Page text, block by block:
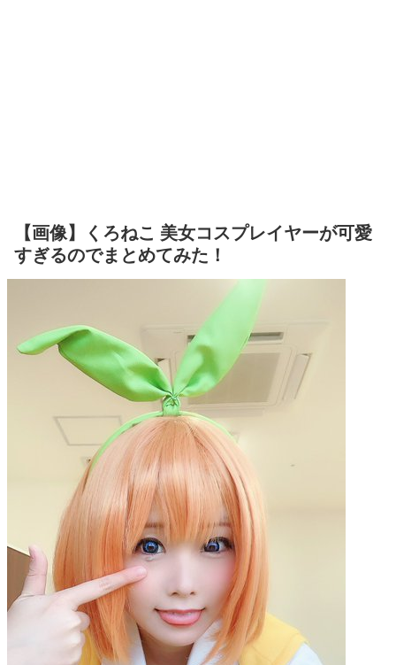
【画像】くろねこ 美女コスプレイヤーが可愛
すぎるのでまとめてみた！